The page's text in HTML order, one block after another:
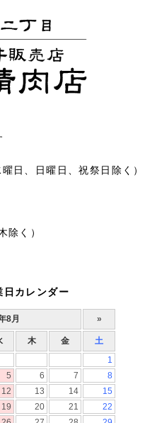
日、日曜日、祝祭日除く）
除く）
日カレンダー